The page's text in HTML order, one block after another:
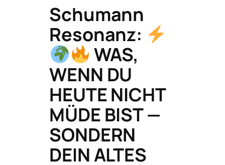
Schumann
Resonanz:
WAS,
WENN DU
HEUTE NICHT
MÜDE BIST —
SONDERN
DEIN ALTES